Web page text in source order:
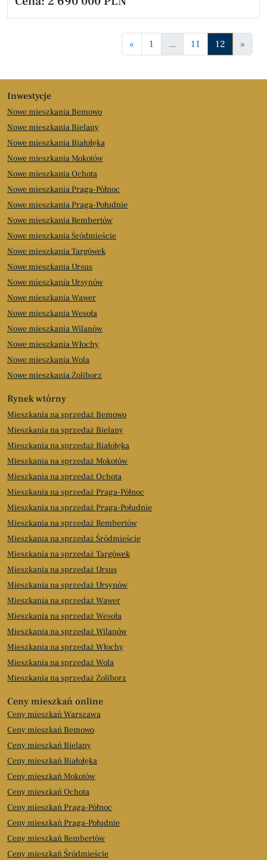
« 1 ... 11 12 »
Inwestycje
Nowe mieszkania Bemowo
Nowe mieszkania Bielany
Nowe mieszkania Białołęka
Nowe mieszkania Mokotów
Nowe mieszkania Ochota
Nowe mieszkania Praga-Północ
Nowe mieszkania Praga-Południe
Nowe mieszkania Rembertów
Nowe mieszkania Śródmieście
Nowe mieszkania Targówek
Nowe mieszkania Ursus
Nowe mieszkania Ursynów
Nowe mieszkania Wawer
Nowe mieszkania Wesoła
Nowe mieszkania Wilanów
Nowe mieszkania Włochy
Nowe mieszkania Wola
Nowe mieszkania Żoliborz
Rynek wtórny
Mieszkania na sprzedaż Bemowo
Mieszkania na sprzedaż Bielany
Mieszkania na sprzedaż Białołęka
Mieszkania na sprzedaż Mokotów
Mieszkania na sprzedaż Ochota
Mieszkania na sprzedaż Praga-Północ
Mieszkania na sprzedaż Praga-Południe
Mieszkania na sprzedaż Rembertów
Mieszkania na sprzedaż Śródmieście
Mieszkania na sprzedaż Targówek
Mieszkania na sprzedaż Ursus
Mieszkania na sprzedaż Ursynów
Mieszkania na sprzedaż Wawer
Mieszkania na sprzedaż Wesoła
Mieszkania na sprzedaż Wilanów
Mieszkania na sprzedaż Włochy
Mieszkania na sprzedaż Wola
Mieszkania na sprzedaż Żoliborz
Ceny mieszkań online
Ceny mieszkań Warszawa
Ceny mieszkań Bemowo
Ceny mieszkań Bielany
Ceny mieszkań Białołęka
Ceny mieszkań Mokotów
Ceny mieszkań Ochota
Ceny mieszkań Praga-Północ
Ceny mieszkań Praga-Południe
Ceny mieszkań Rembertów
Ceny mieszkań Śródmieście